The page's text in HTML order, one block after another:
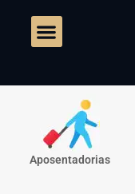
Aposentadorias